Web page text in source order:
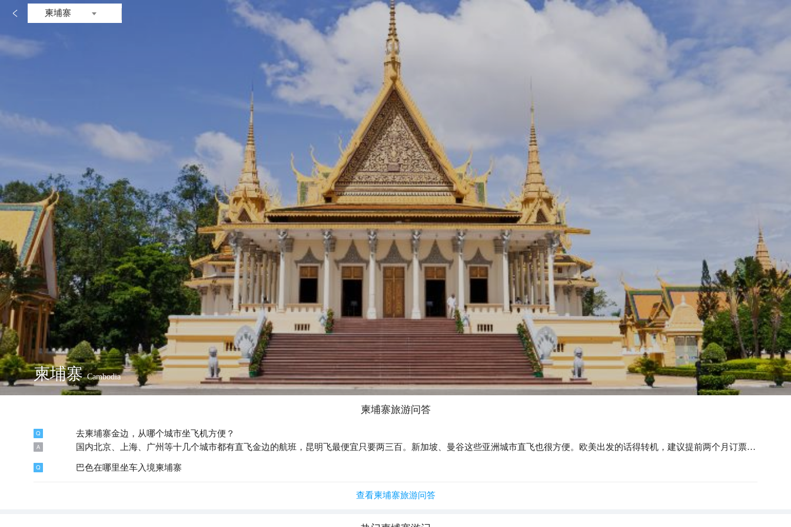
 柬埔寨
柬埔寨Cambodia
柬埔寨旅游问答
去柬埔寨金边，从哪个城市坐飞机方便？
国内北京、上海、广州等十几个城市都有直飞金边的航班，昆明飞最便宜只要两三百。新加坡、曼谷这些亚洲城市直飞也很方便。欧美出发的话得转机，建议提前两个月订票更划算。
巴色在哪里坐车入境柬埔寨
查看柬埔寨旅游问答